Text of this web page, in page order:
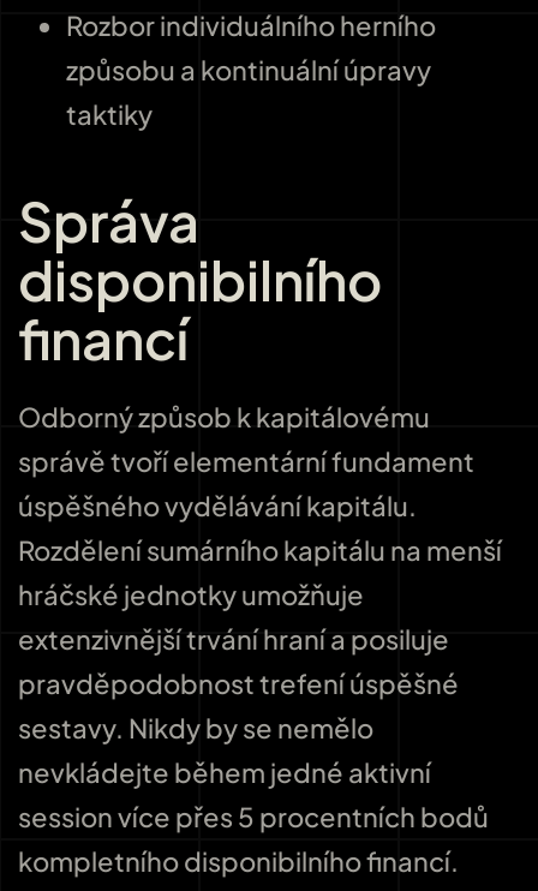
Rozbor individuálního herního
způsobu a kontinuální úpravy
taktiky
Správa
disponibilního
financí
Odborný způsob k kapitálovému
správě tvoří elementární fundament
úspěšného vydělávání kapitálu.
Rozdělení sumárního kapitálu na menší
hráčské jednotky umožňuje
extenzivnější trvání hraní a posiluje
pravděpodobnost trefení úspěšné
sestavy. Nikdy by se nemělo
nevkládejte během jedné aktivní
session více přes 5 procentních bodů
kompletního disponibilního financí.